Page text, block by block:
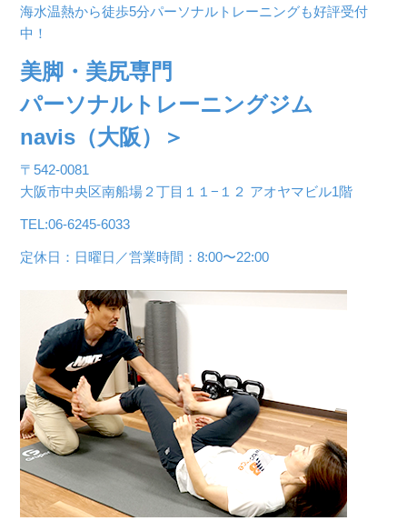
海水温熱から徒歩5分パーソナルトレーニングも好評受付
中！
美脚・美尻専門
パーソナルトレーニングジム
navis（大阪）＞
〒542-0081
大阪市中央区南船場２丁目１１−１２ アオヤマビル1階
TEL:06-6245-6033
定休日：日曜日／営業時間：8:00〜22:00